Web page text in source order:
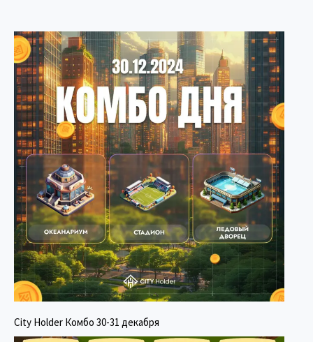
City Holder Комбо 30-31 декабря